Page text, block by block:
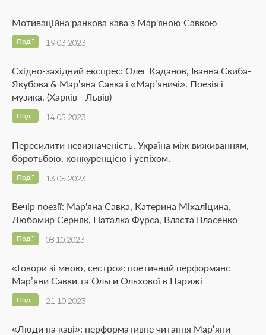
Мотиваційна ранкова кава з Мар'яною Савкою
19.03.2023
Події
Східно-західний експрес: Олег Каданов, Іванна Скиба-
Якубова & Марʼяна Савка і «Марʼяничі». Поезія і
музика. (Харків - Львів)
14.05.2023
Події
Пересилити невизначеність. Україна між виживанням,
боротьбою, конкуренцією і успіхом.
13.05.2023
Події
Вечір поезії: Мар'яна Савка, Катерина Міхаліцина,
Любомир Серняк, Наталка Фурса, Власта Власенко
08.10.2023
Події
«Говори зі мною, сестро»: поетичний перформанс
Мар’яни Савки та Ольги Ольхової в Парижі
21.10.2023
Події
«Люди на каві»: перформативне читання Мар’яни